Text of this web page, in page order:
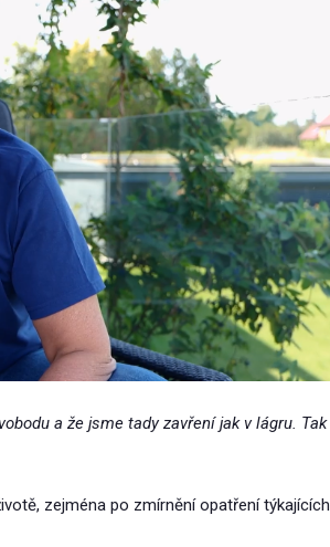
a že jsme tady zavření jak v lágru. Tak
zejména po zmírnění opatření týkajících